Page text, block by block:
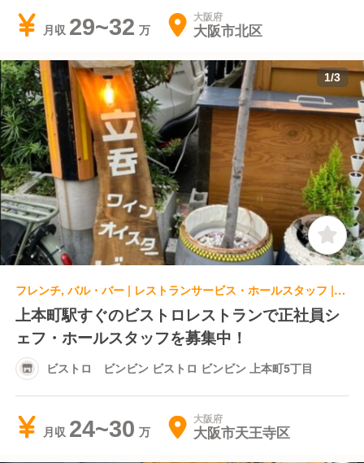
月収 29~32 大阪府
大阪市北区
1/3
フレンチ, バル・バー | レストランサービス・ホールスタッフ | ビストロ ビンビン ビストロ ビンビン 上本町5丁目
上本町駅すぐのビストロレストランで正社員シ
ェフ・ホールスタッフを募集中！
ビストロ ビンビン ビストロ ビンビン 上本町5丁目
月収 24~30 大阪府
大阪市天王寺区